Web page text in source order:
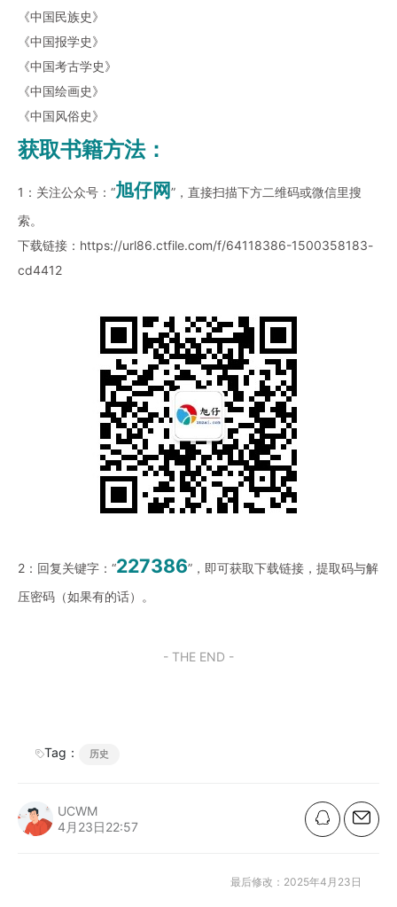
《中国民族史》
《中国报学史》
《中国考古学史》
《中国绘画史》
《中国风俗史》
获取书籍方法：
1：关注公众号：“旭仔网”，直接扫描下方二维码或微信里搜
索。
下载链接： https://url86.ctfile.com/f/64118386-1500358183-
cd4412
2：回复关键字：“227386”，即可获取下载链接，提取码与解
压密码（如果有的话）。
- THE END -
Tag： 历史
UCWM
4月23日22:57
最后修改：2025年4月23日